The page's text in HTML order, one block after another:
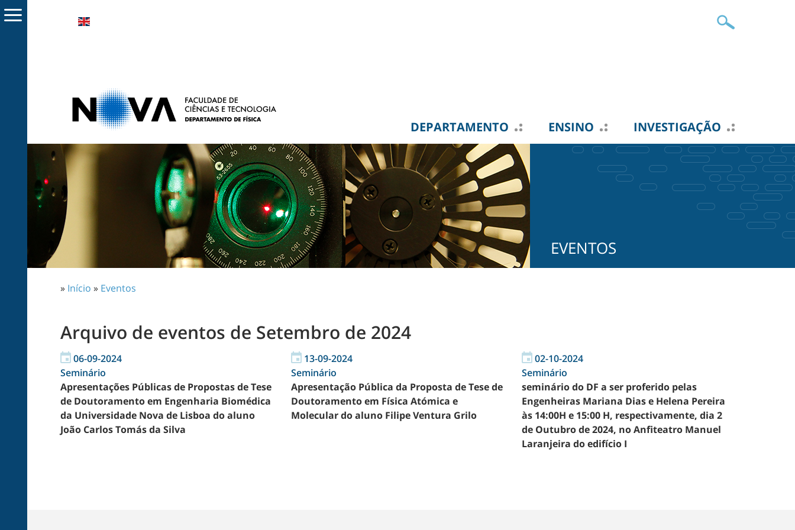
DEPARTAMENTO ENSINO INVESTIGAÇÃO
EVENTOS
» Início » Eventos
Arquivo de eventos de Setembro de 2024
06-09-2024
Seminário
Apresentações Públicas de Propostas de Tese
de Doutoramento em Engenharia Biomédica
da Universidade Nova de Lisboa do aluno
João Carlos Tomás da Silva
13-09-2024
Seminário
Apresentação Pública da Proposta de Tese de
Doutoramento em Física Atómica e
Molecular do aluno Filipe Ventura Grilo
02-10-2024
Seminário
seminário do DF a ser proferido pelas
Engenheiras Mariana Dias e Helena Pereira
às 14:00H e 15:00 H, respectivamente, dia 2
de Outubro de 2024, no Anfiteatro Manuel
Laranjeira do edifício I